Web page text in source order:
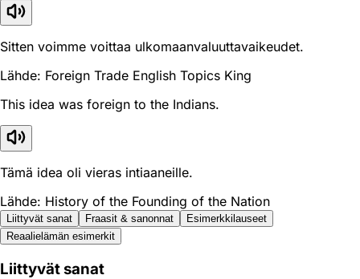
Sitten voimme voittaa ulkomaanvaluuttavaikeudet.
Lähde: Foreign Trade English Topics King
This idea was foreign to the Indians.
Tämä idea oli vieras intiaaneille.
Lähde: History of the Founding of the Nation
Liittyvät sanat Fraasit & sanonnat
Esimerkkilauseet
Reaali­elämän esimerkit
Liittyvät sanat